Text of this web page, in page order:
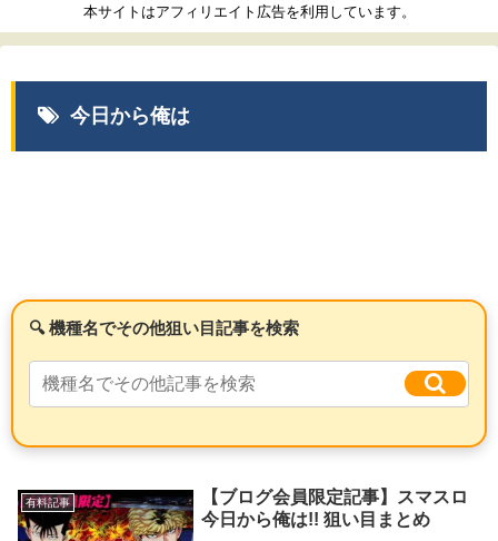
本サイトはアフィリエイト広告を利用しています。
今日から俺は
有料記事
【ブログ会員限定記事】スマスロ
今日から俺は!! 狙い目まとめ